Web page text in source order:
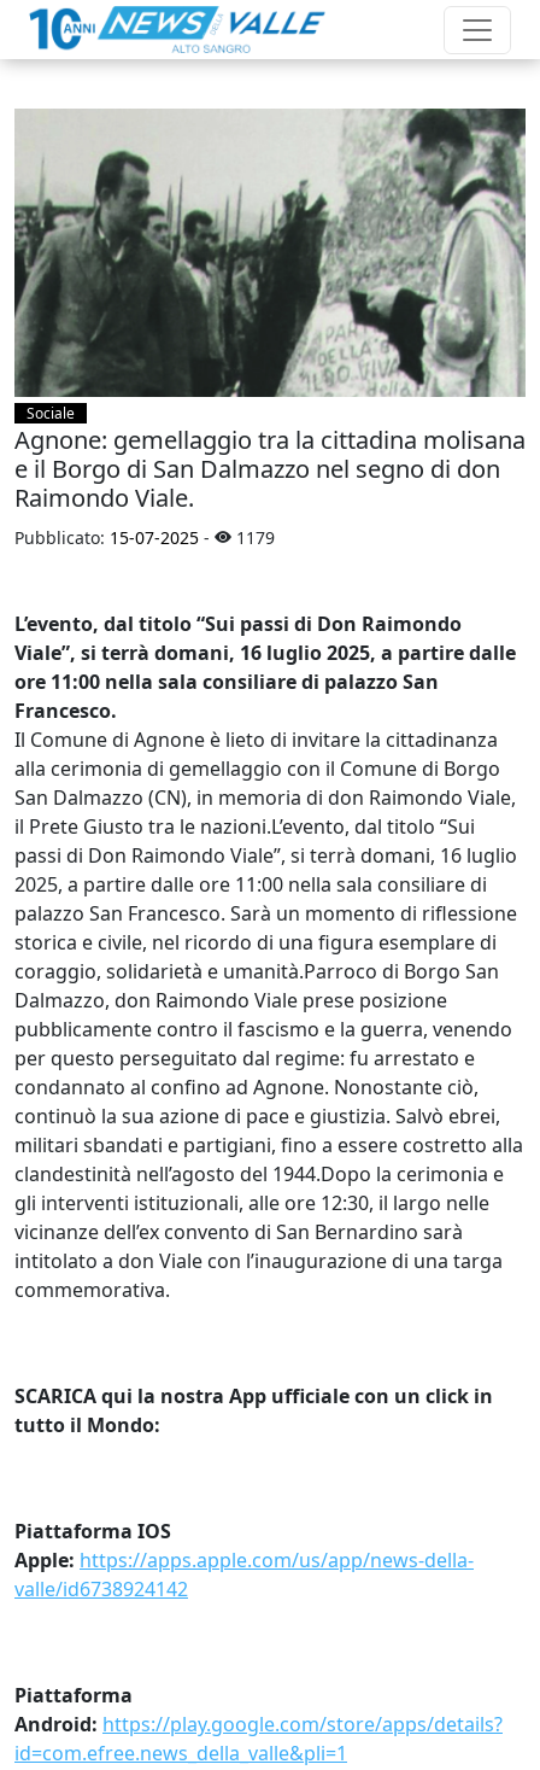
Sociale
Agnone: gemellaggio tra la cittadina molisana
e il Borgo di San Dalmazzo nel segno di don
Raimondo Viale.
Pubblicato: 15-07-2025 - 1179
L’evento, dal titolo “Sui passi di Don Raimondo
Viale”, si terrà domani, 16 luglio 2025, a partire dalle
ore 11:00 nella sala consiliare di palazzo San
Francesco.
Il Comune di Agnone è lieto di invitare la cittadinanza
alla cerimonia di gemellaggio con il Comune di Borgo
San Dalmazzo (CN), in memoria di don Raimondo Viale,
il Prete Giusto tra le nazioni.L’evento, dal titolo “Sui
passi di Don Raimondo Viale”, si terrà domani, 16 luglio
2025, a partire dalle ore 11:00 nella sala consiliare di
palazzo San Francesco. Sarà un momento di riflessione
storica e civile, nel ricordo di una figura esemplare di
coraggio, solidarietà e umanità.Parroco di Borgo San
Dalmazzo, don Raimondo Viale prese posizione
pubblicamente contro il fascismo e la guerra, venendo
per questo perseguitato dal regime: fu arrestato e
condannato al confino ad Agnone. Nonostante ciò,
continuò la sua azione di pace e giustizia. Salvò ebrei,
militari sbandati e partigiani, fino a essere costretto alla
clandestinità nell’agosto del 1944.Dopo la cerimonia e
gli interventi istituzionali, alle ore 12:30, il largo nelle
vicinanze dell’ex convento di San Bernardino sarà
intitolato a don Viale con l’inaugurazione di una targa
commemorativa.
SCARICA qui la nostra App ufficiale con un click in
tutto il Mondo:
Piattaforma IOS
Apple: https://apps.apple.com/us/app/news-della-
valle/id6738924142
Piattaforma
Android: https://play.google.com/store/apps/details?
id=com.efree.news_della_valle&pli=1